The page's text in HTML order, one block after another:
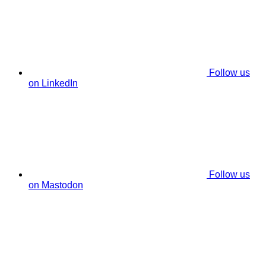
Follow us
on LinkedIn
Follow us
on Mastodon